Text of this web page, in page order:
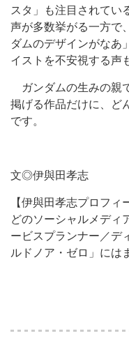
スタ」も注目されてい
声が多数挙がる一方で
ダムのデザインがなあ
イストを不安視する声
ガンダムの生みの親
掲げる作品だけに、ど
です。
文◎伊與田孝志
【伊與田孝志プロフ
どのソーシャルメディ
ービスプランナー／デ
ルドノア・ゼロ」には